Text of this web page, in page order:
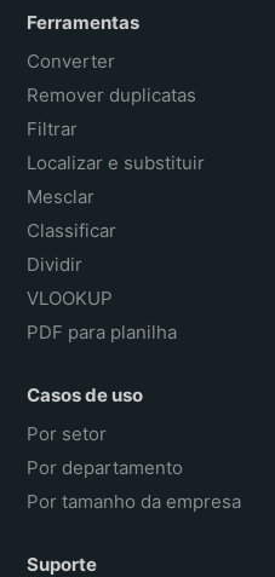
Ferramentas
Converter
Remover duplicatas
Filtrar
Localizar e substituir
Mesclar
Classificar
Dividir
VLOOKUP
PDF para planilha
Casos de uso
Por setor
Por departamento
Por tamanho da empresa
Suporte